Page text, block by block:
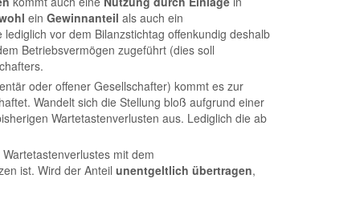
ein Gewinnanteil als auch ein
lediglich vor dem Bilanzstichtag offenkundig deshalb
Betriebsvermögen zugeführt (dies soll
oder offener Gesellschafter) kommt es zur
Wandelt sich die Stellung bloß aufgrund einer
Wartetastenverlusten aus. Lediglich die ab
mit dem
ist. Wird der Anteil unentgeltlich übertragen,